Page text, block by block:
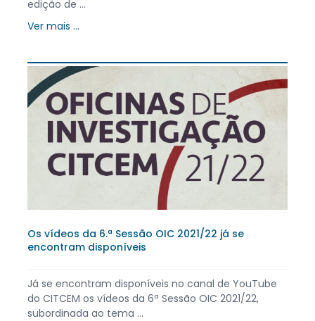
edição de ...
Ver mais ...
Os vídeos da 6.ª Sessão OIC 2021/22 já se
encontram disponíveis
Já se encontram disponíveis no canal de YouTube
do CITCEM os vídeos da 6ª Sessão OIC 2021/22,
subordinada ao tema ...